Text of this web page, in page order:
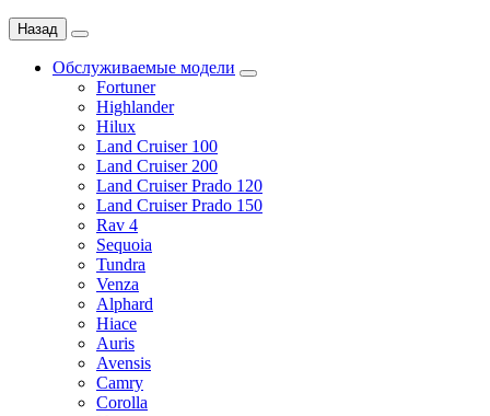
Назад
Обслуживаемые модели
Fortuner
Highlander
Hilux
Land Cruiser 100
Land Cruiser 200
Land Cruiser Prado 120
Land Cruiser Prado 150
Rav 4
Sequoia
Tundra
Venza
Alphard
Hiace
Auris
Avensis
Camry
Corolla